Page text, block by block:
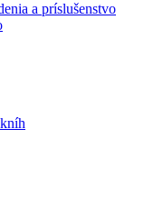
a príslušenstvo